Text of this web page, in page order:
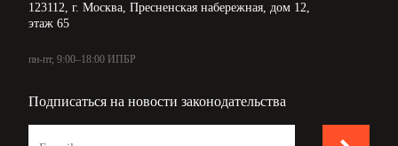
123112, г. Москва, Пресненская набережная, дом 12,
этаж 65
пн-пт, 9:00–18:00 ИПБР
Подписаться на новости законодательства